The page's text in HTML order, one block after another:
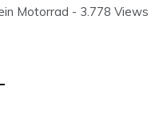
Motorrad - 3.778 Views